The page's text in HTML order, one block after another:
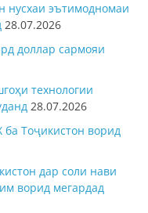
нусхаи эътимодномаи
28.07.2026
доллар сармояи
технологии
28.07.2026
Тоҷикистон ворид
дар соли нави
ворид мегардад